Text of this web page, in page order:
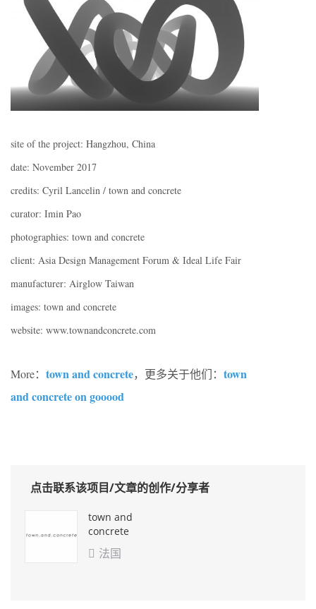
site of the project: Hangzhou, China
date: November 2017
credits: Cyril Lancelin / town and concrete
curator: Imin Pao
photographies: town and concrete
client: Asia Design Management Forum & Ideal Life Fair
manufacturer: Airglow Taiwan
images: town and concrete
website: www.townandconcrete.com
More： town and concrete，更多关于他们： town
and concrete on gooood
点击联系该项目/文章的创作/分享者
town and
concrete
 法国